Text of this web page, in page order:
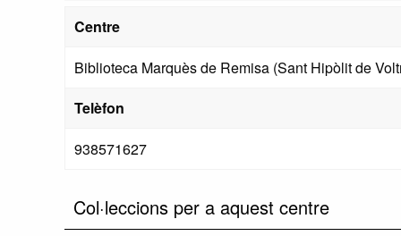
Centre
Biblioteca Marquès de Remisa (Sant Hipòlit de
Telèfon
938571627
Col·leccions per a aquest centre